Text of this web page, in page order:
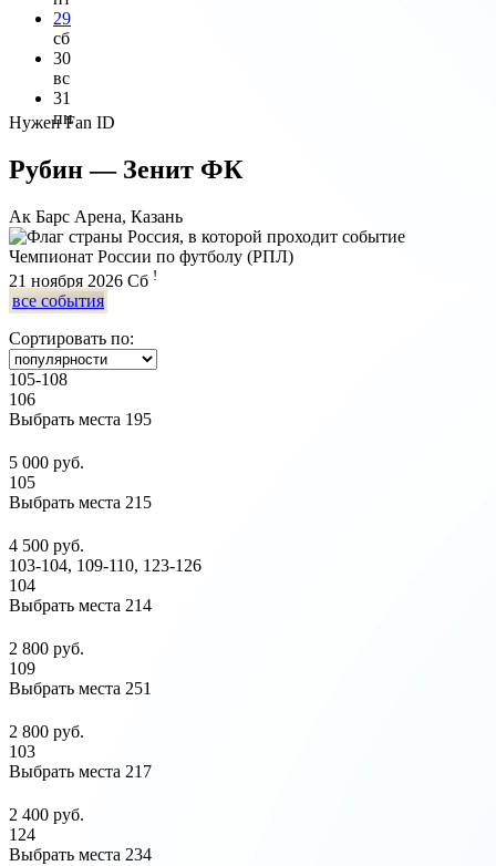
29
сб
30
вс
31
пн
Нужен Fan ID
Рубин — Зенит ФК
Ак Барс Арена, Казань
Чемпионат России по футболу (РПЛ)
21 ноября 2026 Сб !
все события
Сортировать по:
105-108
106
Выбрать места 195
5 000 руб.
105
Выбрать места 215
4 500 руб.
103-104, 109-110, 123-126
104
Выбрать места 214
2 800 руб.
109
Выбрать места 251
2 800 руб.
103
Выбрать места 217
2 400 руб.
124
Выбрать места 234